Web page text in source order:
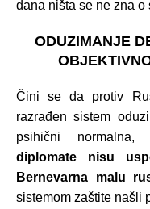
dana ništa se ne zna
ODUZIMANJE
Čini se da protiv
razrađen sistem
psihični normalna,
diplomate nisu
Bernevarna malu
sistemom zaštite našli